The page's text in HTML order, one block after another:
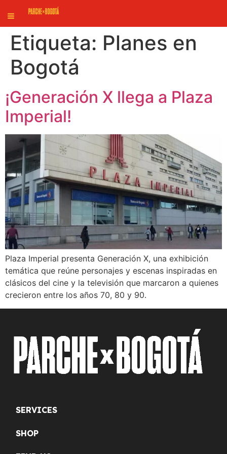
Etiqueta: Planes en
Bogotá
¡Generación X llega a Plaza
Imperial!
Plaza Imperial presenta Generación X, una exhibición
temática que reúne personajes y escenas inspiradas en
clásicos del cine y la televisión que marcaron a quienes
crecieron entre los años 70, 80 y 90.
SERVICES
SHOP